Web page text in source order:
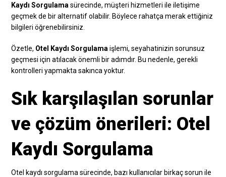
Kaydı Sorgulama sürecinde, müşteri hizmetleri ile iletişime
geçmek de bir alternatif olabilir. Böylece rahatça merak ettiğiniz
bilgileri öğrenebilirsiniz.
Özetle, Otel Kaydı Sorgulama işlemi, seyahatinizin sorunsuz
geçmesi için atılacak önemli bir adımdır. Bu nedenle, gerekli
kontrolleri yapmakta sakınca yoktur.
Sık karşılaşılan sorunlar
ve çözüm önerileri: Otel
Kaydı Sorgulama
Otel kaydı sorgulama sürecinde, bazı kullanıcılar birkaç sorun ile